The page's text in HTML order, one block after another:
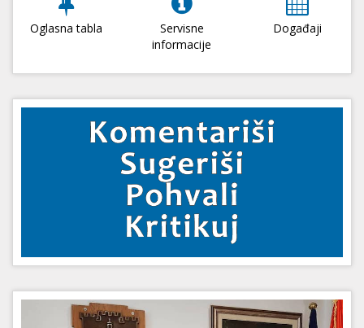
Oglasna tabla
Servisne
informacije
Događaji